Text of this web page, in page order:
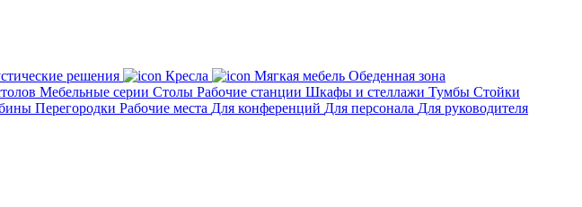
решения Кресла Мягкая мебель Обеденная зона
Мебельные серии Столы Рабочие станции Шкафы и стеллажи Тумбы Стойки
Перегородки Рабочие места Для конференций Для персонала Для руководителя